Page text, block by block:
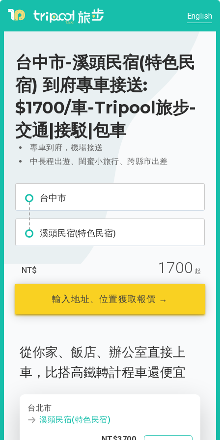
English
台中市-溪頭民宿(特色民
宿) 到府專車接送:
$1700/車-Tripool旅步-
交通|接駁|包車
專車到府，機場接送
中長程出遊、閨蜜小旅行、跨縣市出差
台中市
溪頭民宿(特色民宿)
NT$ 1700 起
輸入地址、位置獲取報價 →
從你家、 飯店、 辦公室直接上
車， 比搭高鐵轉計程車還便宜
台北市
溪頭民宿(特色民宿)